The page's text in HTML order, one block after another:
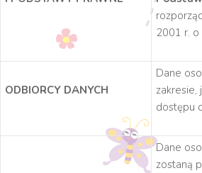
2001 r.
ODBIORCY DANYCH
Dane
dostępu
Dane
zostaną